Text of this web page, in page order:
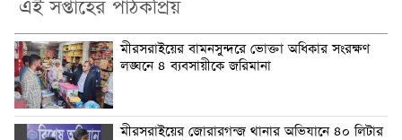
এই সপ্তাহের পাঠকপ্রিয়
মীরসরাইয়ের বামনসুন্দরে ভোক্তা অধিকার সংরক্ষণ
লঙ্ঘনে ৪ ব্যবসায়ীকে জরিমানা
মীরসরাইয়ের জোরারগন্জ থানার অভিযানে ৪০ লিটার